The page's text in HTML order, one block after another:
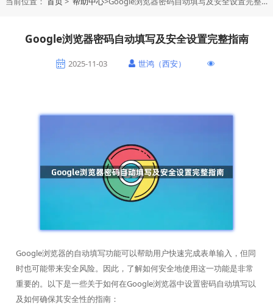
Google浏览器密码自动填写及安全设置完整指南
2025-11-03 世鸿（西安）
Google浏览器的自动填写功能可以帮助用户快速完成表单输入，但同
时也可能带来安全风险。因此，了解如何安全地使用这一功能是非常
重要的。以下是一些关于如何在Google浏览器中设置密码自动填写以
及如何确保其安全性的指南：